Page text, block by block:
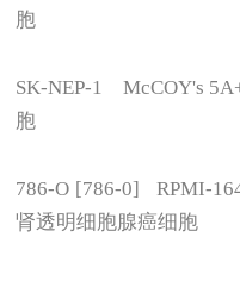
胞
SK-NEP-1 McCOY's
胞
786-O [786-0] RPMI-
肾透明细胞腺癌细胞